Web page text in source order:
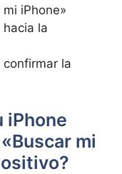
iPhone»
la
confirmar la
iPhone
⁣mi